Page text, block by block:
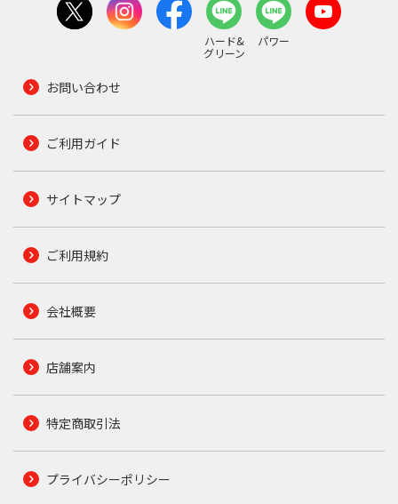
ハード&
グリーン
パワー
お問い合わせ
ご利用ガイド
サイトマップ
ご利用規約
会社概要
店舗案内
特定商取引法
プライバシーポリシー